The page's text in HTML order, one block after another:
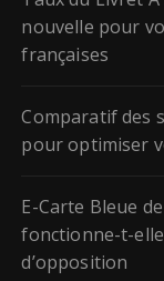
nouvelle pour
françaises
Comparatif des
pour optimiser
E-Carte Bleue
fonctionne-t-
d’opposition